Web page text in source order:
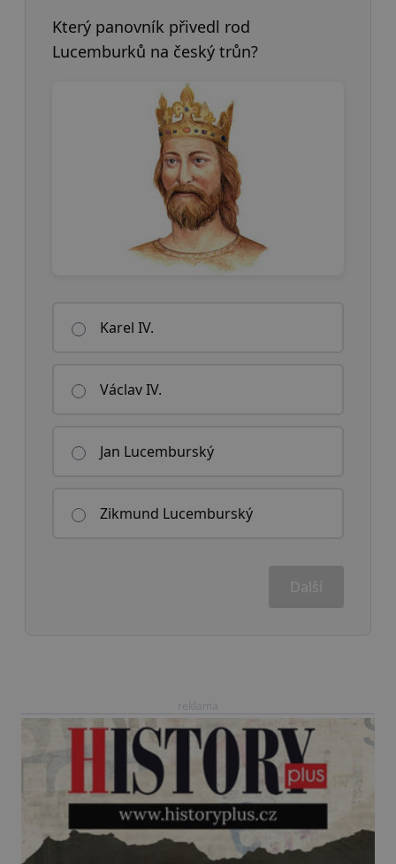
Který panovník přivedl rod
Lucemburků na český trůn?
Karel IV.
Václav IV.
Jan Lucemburský
Zikmund Lucemburský
Další